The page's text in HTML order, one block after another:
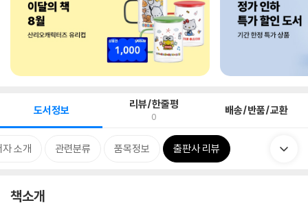
도서정보 리뷰/한줄평
0 배송/반품/교환
자 소개 관련분류 품목정보 출판사 리뷰
책소개